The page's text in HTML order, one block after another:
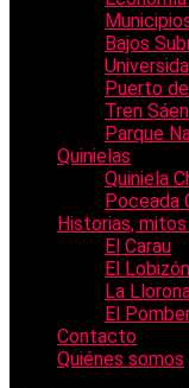
Bajos
Puerto
Tren
Parque
Quinielas
Quiniela
Poceada
Historias,
El Carau
El Lobizón
La
El
Contacto
Quiénes somos